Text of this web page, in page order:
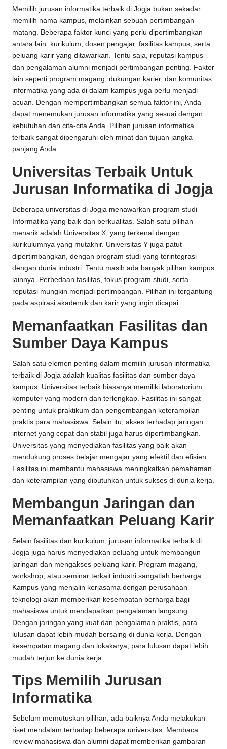
Memilih jurusan informatika terbaik di Jogja bukan sekadar
memilih nama kampus, melainkan sebuah pertimbangan
matang. Beberapa faktor kunci yang perlu dipertimbangkan
antara lain: kurikulum, dosen pengajar, fasilitas kampus, serta
peluang karir yang ditawarkan. Tentu saja, reputasi kampus
dan pengalaman alumni menjadi pertimbangan penting. Faktor
lain seperti program magang, dukungan karier, dan komunitas
informatika yang ada di dalam kampus juga perlu menjadi
acuan. Dengan mempertimbangkan semua faktor ini, Anda
dapat menemukan jurusan informatika yang sesuai dengan
kebutuhan dan cita-cita Anda. Pilihan jurusan informatika
terbaik sangat dipengaruhi oleh minat dan tujuan jangka
panjang Anda.
Universitas Terbaik Untuk
Jurusan Informatika di Jogja
Beberapa universitas di Jogja menawarkan program studi
Informatika yang baik dan berkualitas. Salah satu pilihan
menarik adalah Universitas X, yang terkenal dengan
kurikulumnya yang mutakhir. Universitas Y juga patut
dipertimbangkan, dengan program studi yang terintegrasi
dengan dunia industri. Tentu masih ada banyak pilihan kampus
lainnya. Perbedaan fasilitas, fokus program studi, serta
reputasi mungkin menjadi pertimbangan. Pilihan ini tergantung
pada aspirasi akademik dan karir yang ingin dicapai.
Memanfaatkan Fasilitas dan
Sumber Daya Kampus
Salah satu elemen penting dalam memilih jurusan informatika
terbaik di Jogja adalah kualitas fasilitas dan sumber daya
kampus. Universitas terbaik biasanya memiliki laboratorium
komputer yang modern dan terlengkap. Fasilitas ini sangat
penting untuk praktikum dan pengembangan keterampilan
praktis para mahasiswa. Selain itu, akses terhadap jaringan
internet yang cepat dan stabil juga harus dipertimbangkan.
Universitas yang menyediakan fasilitas yang baik akan
mendukung proses belajar mengajar yang efektif dan efisien.
Fasilitas ini membantu mahasiswa meningkatkan pemahaman
dan keterampilan yang dibutuhkan untuk sukses di dunia kerja.
Membangun Jaringan dan
Memanfaatkan Peluang Karir
Selain fasilitas dan kurikulum, jurusan informatika terbaik di
Jogja juga harus menyediakan peluang untuk membangun
jaringan dan mengakses peluang karir. Program magang,
workshop, atau seminar terkait industri sangatlah berharga.
Kampus yang menjalin kerjasama dengan perusahaan
teknologi akan memberikan kesempatan berharga bagi
mahasiswa untuk mendapatkan pengalaman langsung.
Dengan jaringan yang kuat dan pengalaman praktis, para
lulusan dapat lebih mudah bersaing di dunia kerja. Dengan
kesempatan magang dan lokakarya, para lulusan dapat lebih
mudah terjun ke dunia kerja.
Tips Memilih Jurusan
Informatika
Sebelum memutuskan pilihan, ada baiknya Anda melakukan
riset mendalam terhadap beberapa universitas. Membaca
review mahasiswa dan alumni dapat memberikan gambaran